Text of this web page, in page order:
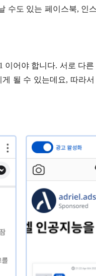
수도 있는 페이스북, 인
어야 합니다. 서로 다
될 수 있는데요, 따라